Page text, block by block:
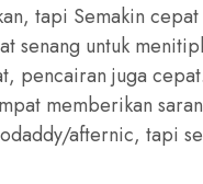
tapi Semakin
senang untuk
pencairan juga
memberikan
afternic, tapi